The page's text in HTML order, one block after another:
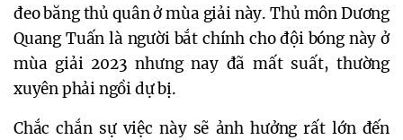
đeo băng thủ quân ở mùa giải này. Thủ môn Dương
Quang Tuấn là người bắt chính cho đội bóng này ở
mùa giải 2023 nhưng nay đã mất suất, thường
xuyên phải ngồi dự bị.
Chắc chắn sự việc này sẽ ảnh hưởng rất lớn đến